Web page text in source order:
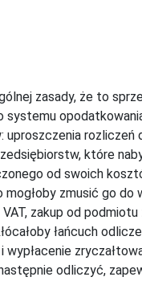
zasady, że to
rozliczeń
które
od swoich
zmusić go do
zakup od podmiotu
łańcuch
odliczyć,